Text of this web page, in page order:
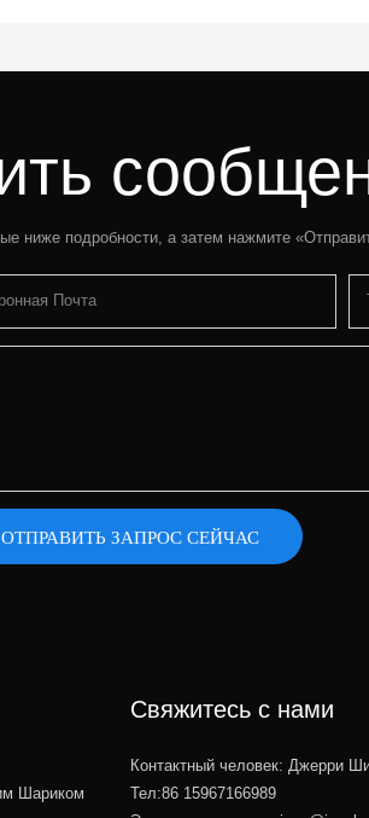
ниже подробности, а затем нажмите
Почта
ОТПРАВИТЬ ЗАПРОС СЕЙЧАС
Шариком
Свяжитесь с нами
Контактный человек: Джерри
Тел:86 15967166989